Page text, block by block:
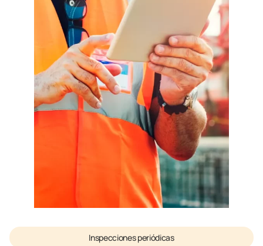
Inspecciones periódicas